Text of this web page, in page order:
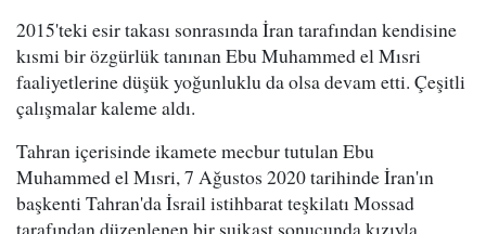
2015'teki esir takası sonrasında İran tarafından kendisine
kısmi bir özgürlük tanınan Ebu Muhammed el Mısri
faaliyetlerine düşük yoğunluklu da olsa devam etti. Çeşitli
çalışmalar kaleme aldı.
Tahran içerisinde ikamete mecbur tutulan Ebu
Muhammed el Mısri, 7 Ağustos 2020 tarihinde İran'ın
başkenti Tahran'da İsrail istihbarat teşkilatı Mossad
tarafından düzenlenen bir suikast sonucunda kızıyla